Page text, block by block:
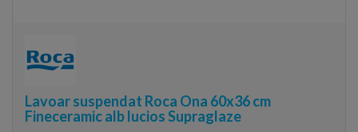
Lavoar suspendat Roca Ona 60x36 cm
Fineceramic alb lucios Supraglaze